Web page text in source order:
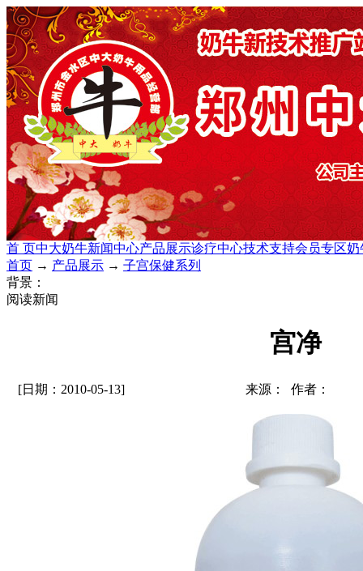
首 页中大奶牛新闻中心产品展示诊疗中心技术支持会员专区奶
首页 → 产品展示 → 子宫保健系列
背景：
阅读新闻
宫净
[日期：2010-05-13] 来源： 作者：